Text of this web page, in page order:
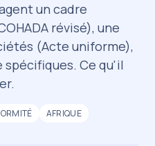
un cadre
révisé), une
(Acte uniforme),
spécifiques. Ce qu'il
AFRIQUE